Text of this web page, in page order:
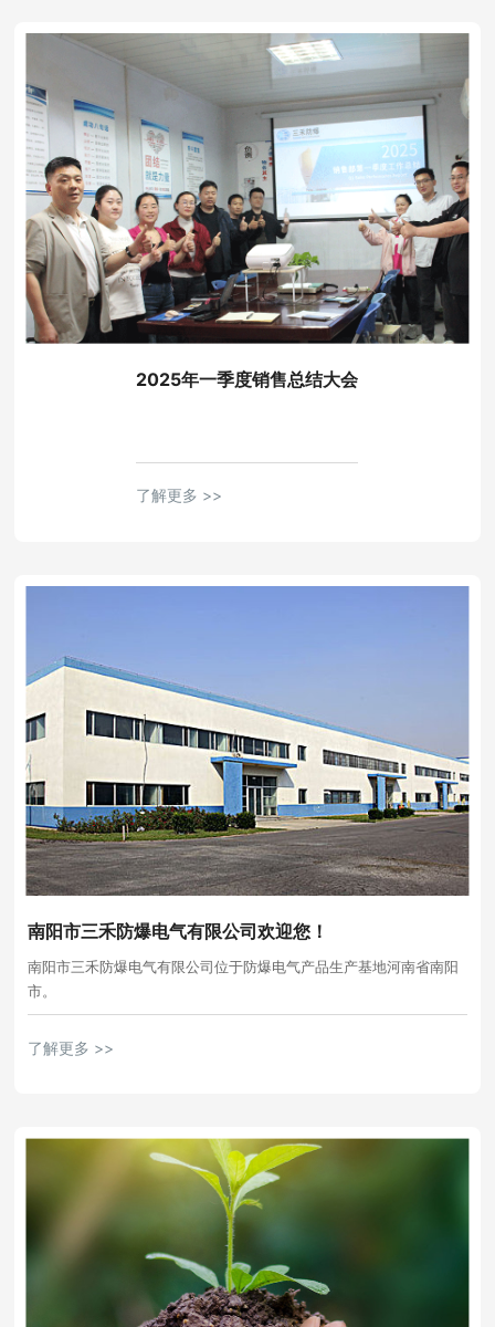
2025年一季度销售总结大会
了解更多 >>
南阳市三禾防爆电气有限公司欢迎您！
南阳市三禾防爆电气有限公司位于防爆电气产品生产基地河南省南阳
市。
了解更多 >>